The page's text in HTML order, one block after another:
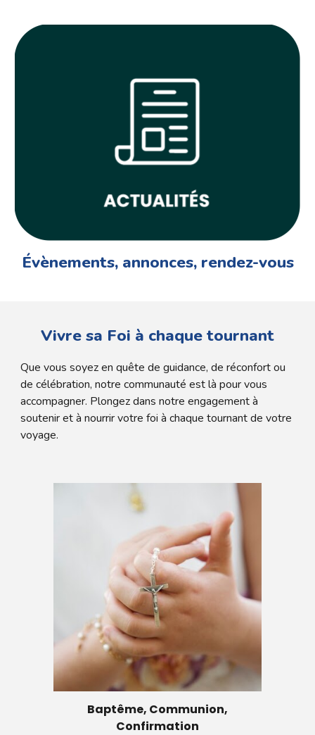
Évènements, annonces, rendez-vous
Vivre sa Foi à chaque tournant
Que vous soyez en quête de guidance, de réconfort ou
de célébration, notre communauté est là pour vous
accompagner. Plongez dans notre engagement à
soutenir et à nourrir votre foi à chaque tournant de votre
voyage.
Baptême, Communion,
Confirmation